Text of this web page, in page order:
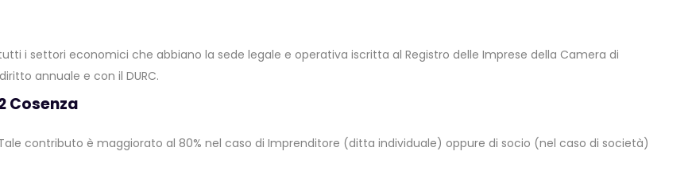
i settori economici che abbiano la sede legale e operativa iscritta al Registro delle Imprese della Camera di
annuale e con il DURC.
Cosenza
contributo è maggiorato al 80% nel caso di Imprenditore (ditta individuale) oppure di socio (nel caso di società)